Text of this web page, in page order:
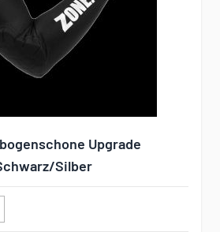
Upgrade
Silber